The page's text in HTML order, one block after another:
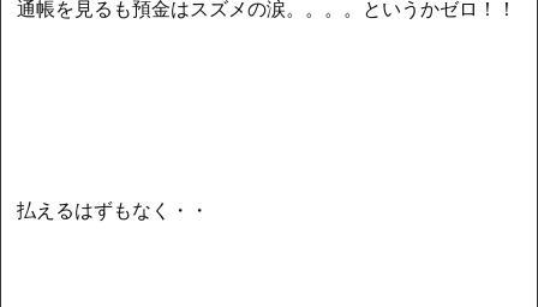
通帳を見るも預金はスズメの涙。。。。というかゼロ！！
払えるはずもなく・・